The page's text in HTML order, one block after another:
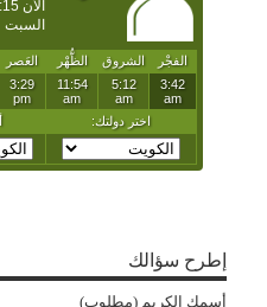
إطرح سؤالك
أسمك الكريم (مطلوب)